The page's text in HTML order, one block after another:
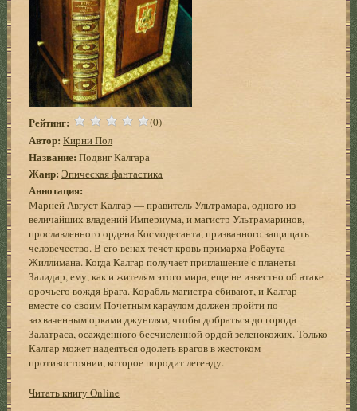
Рейтинг: (0)
Автор: Кирни Пол
Название: Подвиг Калгара
Жанр: Эпическая фантастика
Аннотация:
Марней Август Калгар — правитель Ультрамара, одного из
величайших владений Империума, и магистр Ультрамаринов,
прославленного ордена Космодесанта, призванного защищать
человечество. В его венах течет кровь примарха Робаута
Жиллимана. Когда Калгар получает приглашение с планеты
Залидар, ему, как и жителям этого мира, еще не известно об атаке
орочьего вождя Брага. Корабль магистра сбивают, и Калгар
вместе со своим Почетным караулом должен пройти по
захваченным орками джунглям, чтобы добраться до города
Залатраса, осажденного бесчисленной ордой зеленокожих. Только
Калгар может надеяться одолеть врагов в жестоком
противостоянии, которое породит легенду.
Читать книгу Online